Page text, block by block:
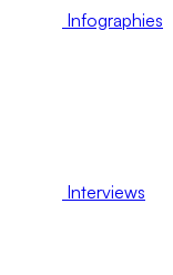
Infographies
Interviews